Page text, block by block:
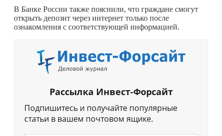
В Банке России также пояснили, что граждане смогут
открыть депозит через интернет только после
ознакомления с соответствующей информацией.
Рассылка Инвест-Форсайт
Подпишитесь и получайте популярные
статьи в вашем почтовом ящике.